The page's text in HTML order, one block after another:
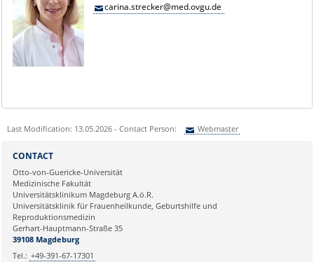
carina.strecker@med.ovgu.de
Last Modification: 13.05.2026 - Contact Person: Webmaster
Ihre E-Mailadresse:
Ihr Anliegen:
CONTACT
Otto-von-Guericke-Universität
Medizinische Fakultät
Universitätsklinikum Magdeburg A.ö.R.
Universitätsklinik für Frauenheilkunde, Geburtshilfe und
Reproduktionsmedizin
Gerhart-Hauptmann-Straße 35
39108 Magdeburg
Tel.: +49-391-67-17301